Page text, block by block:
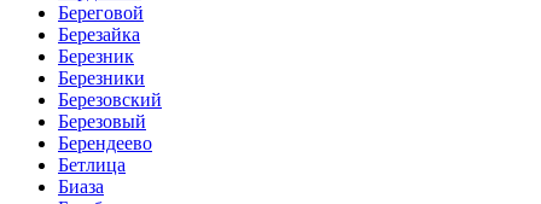
Береговой
Березайка
Березник
Березники
Березовский
Березовый
Берендеево
Бетлица
Биаза